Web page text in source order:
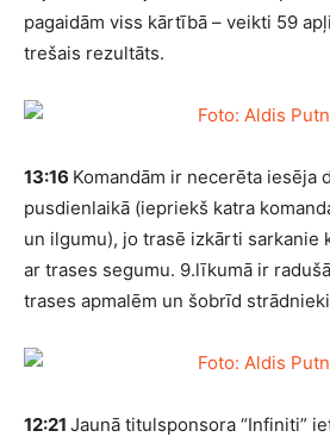
pagaidām viss kārtībā – veikti 59
trešais rezultāts.
13:16 Komandām ir necerēta iesēja
pusdienlaikā (iepriekš katra
un ilgumu), jo trasē izkārti sarkanie
ar trases segumu. 9.līkumā ir
trases apmalēm un šobrīd
12:21 Jaunā titulsponsora “Infiniti”